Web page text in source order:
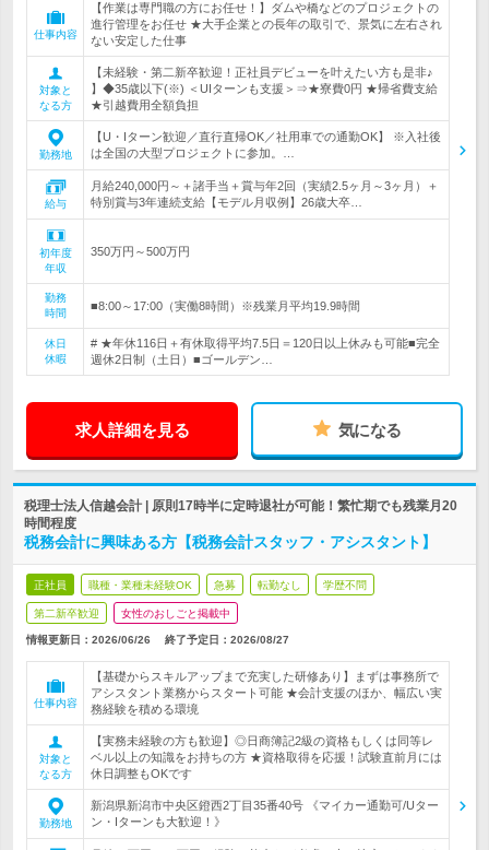
仕事内容
【作業は専門職の方にお任せ！】ダムや橋などのプロジェクトの
進行管理をお任せ ★大手企業との長年の取引で、景気に左右され
ない安定した仕事
対象と
なる方
【未経験・第二新卒歓迎！正社員デビューを叶えたい方も是非♪
】◆35歳以下(※) ＜UIターンも支援＞⇒★寮費0円 ★帰省費支給
★引越費用全額負担
勤務地
【U・Iターン歓迎／直行直帰OK／社用車での通勤OK】 ※入社後
は全国の大型プロジェクトに参加。…
給与
月給240,000円～＋諸手当＋賞与年2回（実績2.5ヶ月～3ヶ月）＋
特別賞与3年連続支給【モデル月収例】26歳大卒…
初年度
年収
350万円～500万円
勤務
時間
■8:00～17:00（実働8時間）※残業月平均19.9時間
休日
休暇
# ★年休116日＋有休取得平均7.5日＝120日以上休みも可能■完全
週休2日制（土日）■ゴールデン…
求人詳細を見る 気になる
税理士法人信越会計 | 原則17時半に定時退社が可能！繁忙期でも残業月20
時間程度
税務会計に興味ある方【税務会計スタッフ・アシスタント】
正社員 職種・業種未経験OK 急募 転勤なし 学歴不問
第二新卒歓迎 女性のおしごと掲載中
情報更新日：2026/06/26 終了予定日： 2026/08/27
仕事内容
【基礎からスキルアップまで充実した研修あり】まずは事務所で
アシスタント業務からスタート可能 ★会計支援のほか、幅広い実
務経験を積める環境
対象と
なる方
【実務未経験の方も歓迎】◎日商簿記2級の資格もしくは同等レ
ベル以上の知識をお持ちの方 ★資格取得を応援！試験直前月には
休日調整もOKです
勤務地
新潟県新潟市中央区鐙西2丁目35番40号 《マイカー通勤可/Uター
ン・Iターンも大歓迎！》